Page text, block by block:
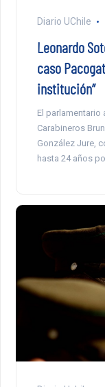
Diario UChile
Leonardo
caso
institución”
El
Carabineros
González Jure,
hasta 24 años